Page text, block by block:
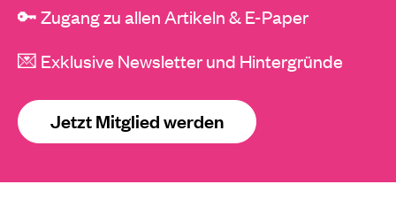
🔑 Zugang zu allen Artikeln & E-Paper
💌 Exklusive Newsletter und Hintergründe
Jetzt Mitglied werden